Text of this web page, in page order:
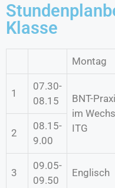
Klasse
Montag
1
07.30-
08.15
BNT-
im
ITG
2
08.15-
9.00
3
09.05-
09.50
Englisch